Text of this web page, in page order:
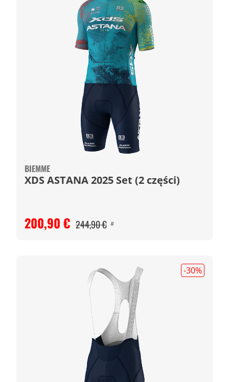
BIEMME
XDS ASTANA 2025 Set (2 części)
200,90 € 244,90 € #
-30%